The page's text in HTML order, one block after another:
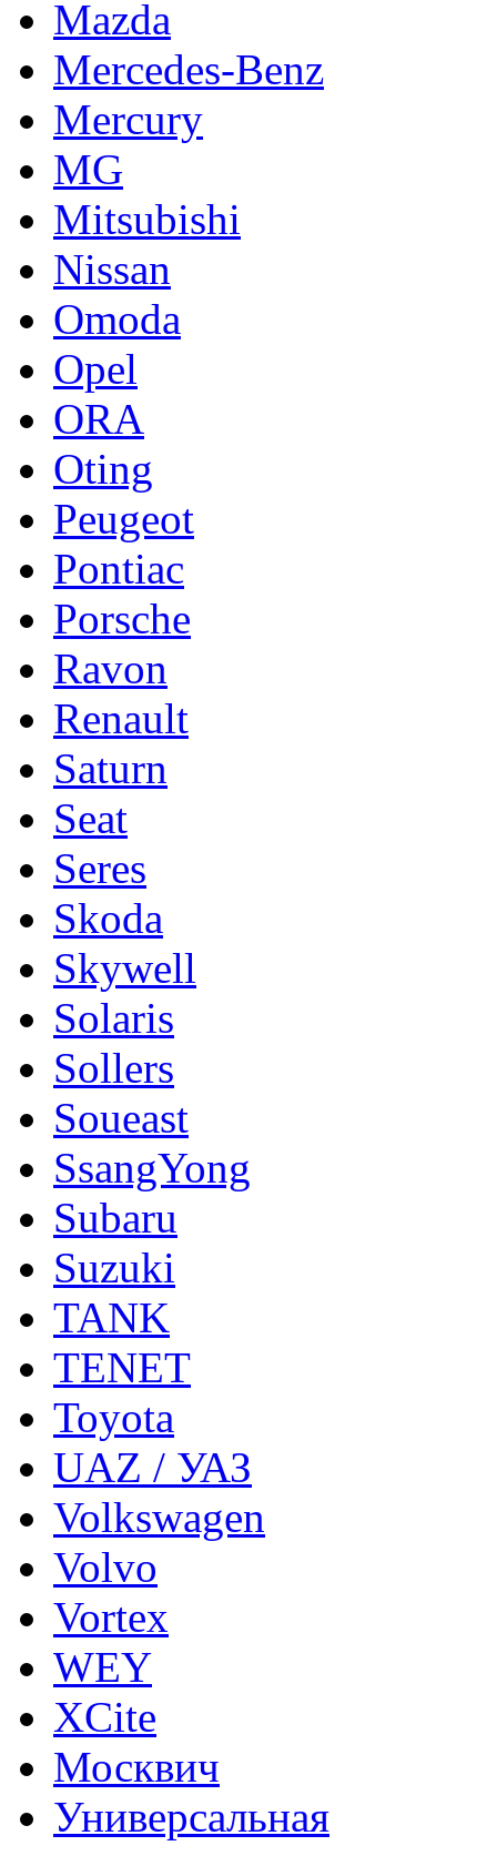
Mazda
Mercedes-Benz
Mercury
MG
Mitsubishi
Nissan
Omoda
Opel
ORA
Oting
Peugeot
Pontiac
Porsche
Ravon
Renault
Saturn
Seat
Seres
Skoda
Skywell
Solaris
Sollers
Soueast
SsangYong
Subaru
Suzuki
TANK
TENET
Toyota
UAZ / УАЗ
Volkswagen
Volvo
Vortex
WEY
XCite
Москвич
Универсальная